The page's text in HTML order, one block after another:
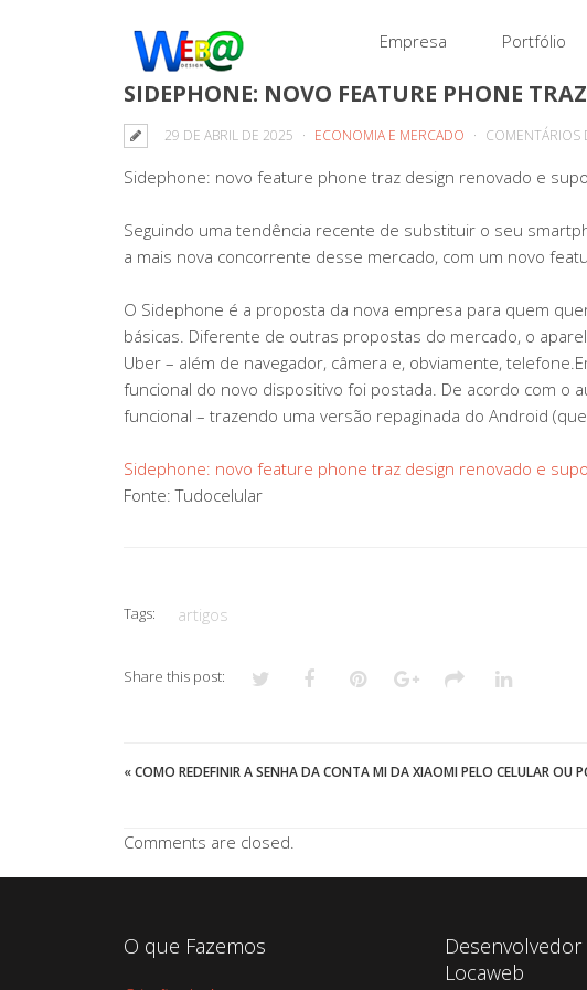
Empresa Portfólio
SIDEPHONE: NOVO FEATURE PHONE
29 DE ABRIL DE 2025 ECONOMIA E MERCADO COMENTÁRIOS
Sidephone: novo feature phone traz design renovado e
Seguindo uma tendência recente de substituir o seu
a mais nova concorrente desse mercado, com um novo
O Sidephone é a proposta da nova empresa para quem
básicas. Diferente de outras propostas do mercado, o
Uber – além de navegador, câmera e, obviamente,
funcional do novo dispositivo foi postada. De acordo com o
funcional – trazendo uma versão repaginada do Android
Sidephone: novo feature phone traz design renovado e
Fonte: Tudocelular
Tags: artigos
Share this post:
«COMO REDEFINIR A SENHA DA CONTA MI DA XIAOMI PELO CELULAR OU
Comments are closed.
O que Fazemos
Locaweb